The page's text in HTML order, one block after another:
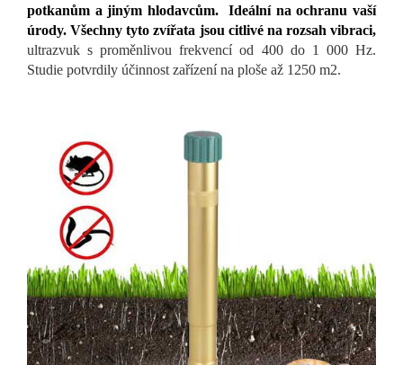
potkanům a jiným hlodavcům. Ideální na ochranu vaší
úrody. Všechny tyto zvířata jsou citlivé na rozsah vibraci,
ultrazvuk s proměnlivou frekvencí od 400 do 1 000 Hz.
Studie potvrdily účinnost zařízení na ploše až 1250 m2.